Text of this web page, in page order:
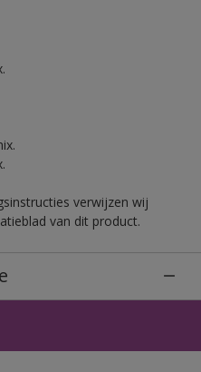
verwijzen wij
van dit product.